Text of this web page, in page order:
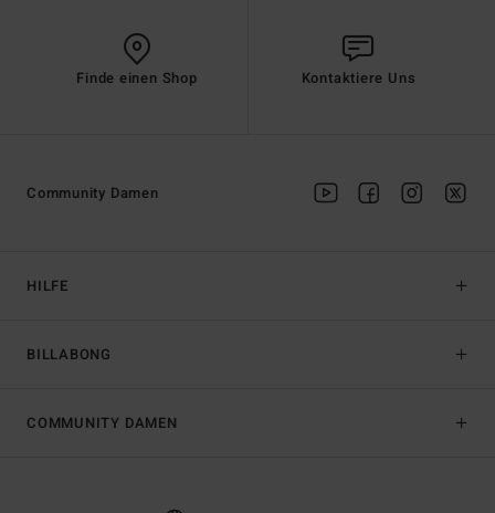
Finde einen Shop Kontaktiere Uns
HILFE
BILLABONG
Community Damen
COMMUNITY DAMEN